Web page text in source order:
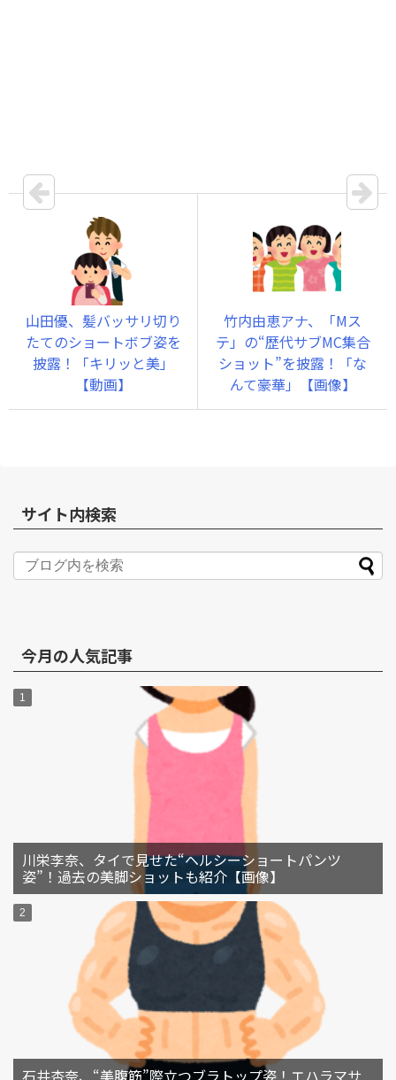
山田優、髪バッサリ切り
たてのショートボブ姿を
披露！「キリッと美」
【動画】
竹内由恵アナ、「Mス
テ」の“歴代サブMC集合
ショット”を披露！「な
んて豪華」【画像】
サイト内検索
今月の人気記事
川栄李奈、タイで見せた“ヘルシーショートパンツ
姿”！過去の美脚ショットも紹介【画像】
石井杏奈、“美腹筋”際立つブラトップ姿！エハラマサ